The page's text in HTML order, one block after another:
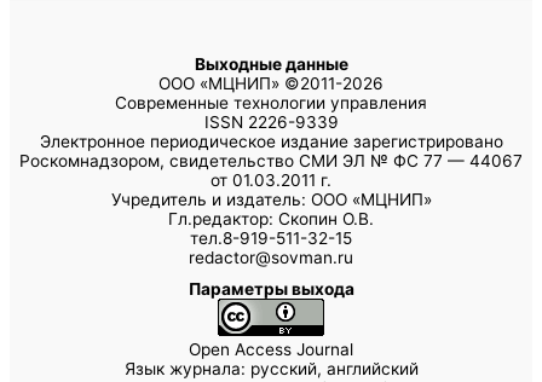
Выходные данные
ООО «МЦНИП» ©2011-2026
Современные технологии управления
ISSN 2226-9339
Электронное периодическое издание зарегистрировано
Роскомнадзором, свидетельство СМИ ЭЛ № ФС 77 — 44067
от 01.03.2011 г.
Учредитель и издатель: ООО «МЦНИП»
Гл.редактор: Скопин О.В.
тел.8-919-511-32-15
redactor@sovman.ru
Параметры выхода
Open Access Journal
Язык журнала: русский, английский